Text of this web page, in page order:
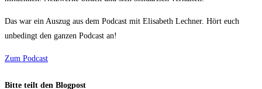
Das war ein Auszug aus dem Podcast mit Elisabeth Lechner. Hört euch
unbedingt den ganzen Podcast an!
Zum Podcast
Bitte teilt den Blogpost